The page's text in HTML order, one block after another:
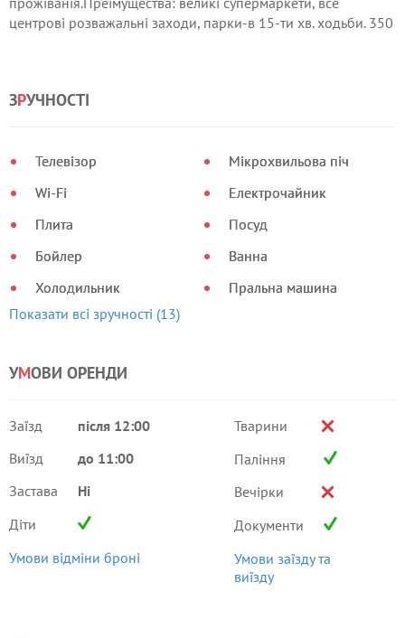
центрові розважальні заходи, парки-в 15-ти хв. ходьби. 350
ЗРУЧНОСТІ
Телевізор
Wi-Fi
Плита
Бойлер
Холодильник
Мікрохвильова піч
Електрочайник
Посуд
Ванна
Пральна машина
Показати всі зручності (13)
УМОВИ ОРЕНДИ
Заїзд
після 12:00
Виїзд
до 11:00
Застава
Ні
Діти
Умови відміни броні
Тварини
Паління
Вечірки
Документи
Умови заїзду та
виїзду